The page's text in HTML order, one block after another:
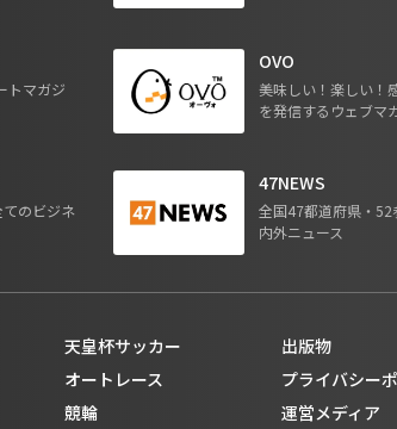
トマガジ
OVO
美味しい！楽しい
を発信するウェブマ
のビジネ
47NEWS
全国47都道府県・
内外ニュース
天皇杯サッカー
オートレース
競輪
出版物
プライバシー
運営メディア